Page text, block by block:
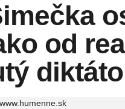
od